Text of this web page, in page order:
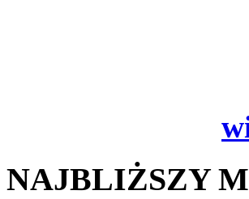
NAJBLIŻSZY